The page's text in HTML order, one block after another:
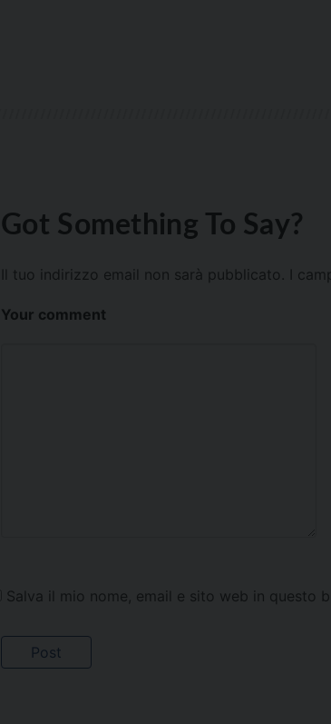
Got Something To Say?
Il tuo indirizzo email non sarà pubblicato. I
Your comment
Salva il mio nome, email e sito web in questo